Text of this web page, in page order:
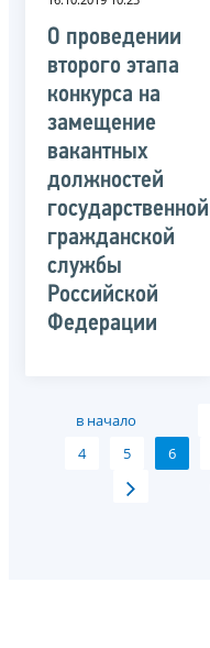
О проведении
второго этапа
конкурса на
замещение
вакантных
должностей
государственной
гражданской
службы
Российской
Федерации
в начало
4
5 6